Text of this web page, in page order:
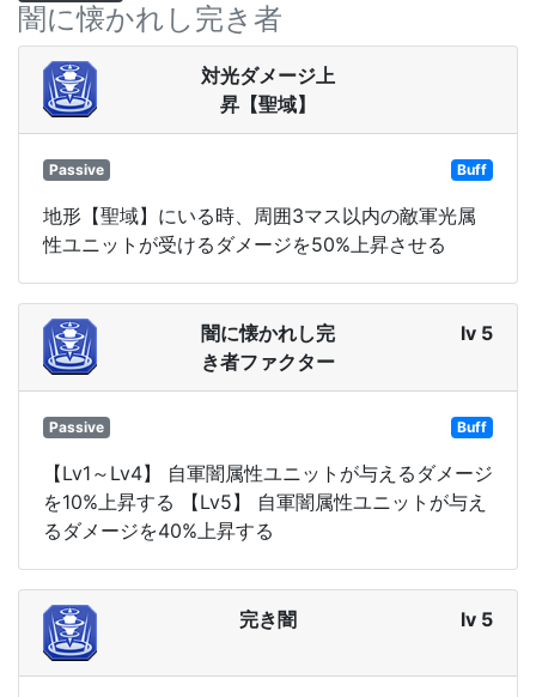
闇に懐かれし完き者
対光ダメージ上
昇【聖域】
Passive Buff
地形【聖域】にいる時、周囲3マス以内の敵軍光属
性ユニットが受けるダメージを50%上昇させる
闇に懐かれし完
き者ファクター
lv 5
Passive Buff
【Lv1～Lv4】 自軍闇属性ユニットが与えるダメージ
を10%上昇する 【Lv5】 自軍闇属性ユニットが与え
るダメージを40%上昇する
完き闇 lv 5